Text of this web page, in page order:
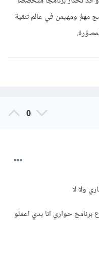
مهمٌ ومهيمن في عالم تنقية
0
ولا لا
حواري انا بدي اعملو